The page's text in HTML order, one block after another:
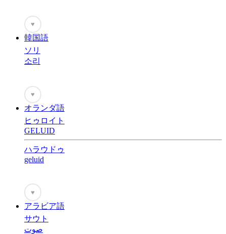
♥
韓国語
ソリ
소리
♥
オランダ語
ヒゥロイト
GELUID
ハラウドゥ
geluid
♥
アラビア語
サウト
صوت